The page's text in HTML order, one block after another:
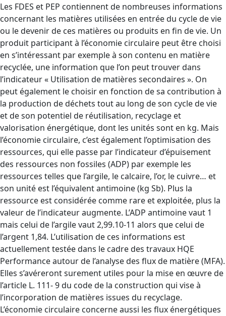
Les FDES et PEP contiennent de nombreuses informations
concernant les matières utilisées en entrée du cycle de vie
ou le devenir de ces matières ou produits en fin de vie. Un
produit participant à l’économie circulaire peut être choisi
en s’intéressant par exemple à son contenu en matière
recyclée, une information que l’on peut trouver dans
l’indicateur « Utilisation de matières secondaires ». On
peut également le choisir en fonction de sa contribution à
la production de déchets tout au long de son cycle de vie
et de son potentiel de réutilisation, recyclage et
valorisation énergétique, dont les unités sont en kg. Mais
l’économie circulaire, c’est également l’optimisation des
ressources, qui elle passe par l’indicateur d’épuisement
des ressources non fossiles (ADP) par exemple les
ressources telles que l’argile, le calcaire, l’or, le cuivre… et
son unité est l’équivalent antimoine (kg Sb). Plus la
ressource est considérée comme rare et exploitée, plus la
valeur de l’indicateur augmente. L’ADP antimoine vaut 1
mais celui de l’argile vaut 2,99.10-11 alors que celui de
l’argent 1,84. L’utilisation de ces informations est
actuellement testée dans le cadre des travaux HQE
Performance autour de l’analyse des flux de matière (MFA).
Elles s’avéreront surement utiles pour la mise en œuvre de
l’article L. 111- 9 du code de la construction qui vise à
l’incorporation de matières issues du recyclage.
L’économie circulaire concerne aussi les flux énergétiques